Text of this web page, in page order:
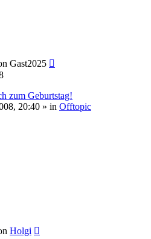
Gast2025
zum Geburtstag!
20:40 » in Offtopic
Holgi